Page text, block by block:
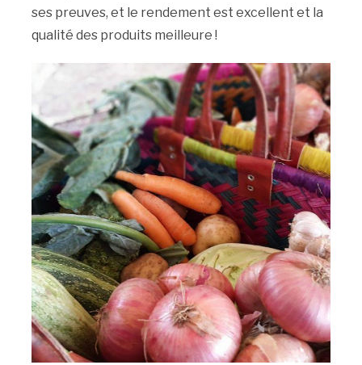
ses preuves, et le rendement est excellent et la
qualité des produits meilleure !